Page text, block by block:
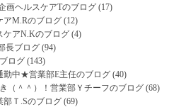
画ヘルスケアTのブログ (17)
M.Rのブログ (12)
ケアN.Kのブログ (4)
長ブログ (94)
ログ (143)
勤中★営業部E主任のブログ (40)
（＾＾）！営業部Ｙチーフのブログ (68)
部Ｔ.Sのブログ (69)